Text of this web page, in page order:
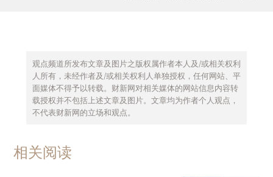
观点频道所发布文章及图片之版权属作者本人及/或相关权利
人所有，未经作者及/或相关权利人单独授权，任何网站、平
面媒体不得予以转载。财新网对相关媒体的网站信息内容转
载授权并不包括上述文章及图片。文章均为作者个人观点，
不代表财新网的立场和观点。
相关阅读